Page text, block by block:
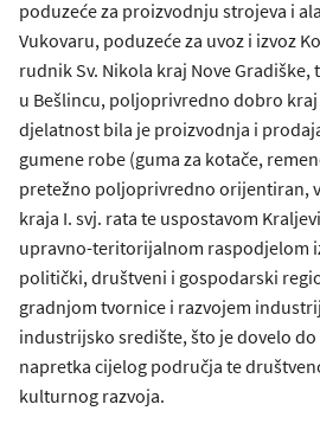
poduzeće za proizvodnju strojeva i
Vukovaru, poduzeće za uvoz i izvoz
rudnik Sv. Nikola kraj Nove
u Bešlincu, poljoprivredno dobro
djelatnost bila je proizvodnja i
gumene robe (guma za kotače,
pretežno poljoprivredno orijentiran,
kraja I. svj. rata te uspostavom
upravno-teritorijalnom raspodjelom
politički, društveni i gospodarski
gradnjom tvornice i razvojem
industrijsko središte, što je dovelo
napretka cijelog područja te
kulturnog razvoja.